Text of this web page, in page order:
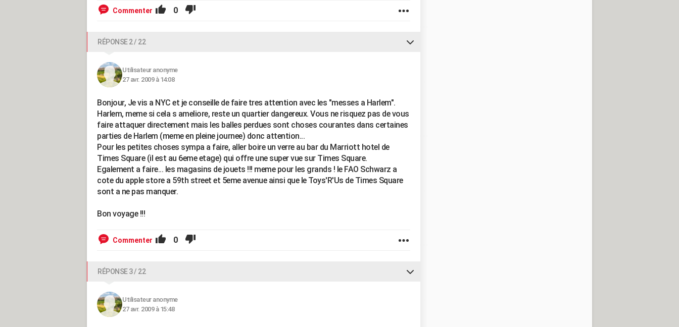
Commenter 0
RÉPONSE 2 / 22
Utilisateur anonyme
27 avr. 2009 à 14:08
Bonjour, Je vis a NYC et je conseille de faire tres attention avec les "messes a Harlem".
Harlem, meme si cela s ameliore, reste un quartier dangereux. Vous ne risquez pas de vous
faire attaquer directement mais les balles perdues sont choses courantes dans certaines
parties de Harlem (meme en pleine journee) donc attention...
Pour les petites choses sympa a faire, aller boire un verre au bar du Marriott hotel de
Times Square (il est au 6eme etage) qui offre une super vue sur Times Square.
Egalement a faire... les magasins de jouets !!! meme pour les grands ! le FAO Schwarz a
cote du apple store a 59th street et 5eme avenue ainsi que le Toys'R'Us de Times Square
sont a ne pas manquer.
Bon voyage !!!
Commenter 0
RÉPONSE 3 / 22
Utilisateur anonyme
27 avr. 2009 à 15:48